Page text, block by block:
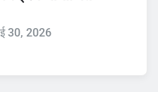
30, 2026